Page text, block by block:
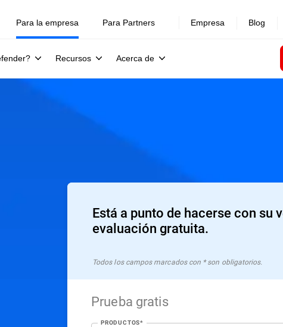
Para la empresa
Recursos Acerca de
Para Partners Empresa Blog
Está a punto de hacerse con su
evaluación gratuita.
Todos los campos marcados con * son obligatorios.
Prueba gratis
PRODUCTOS*